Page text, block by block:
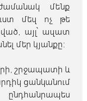
մենք
մեզ ոչ թե
այլ՝ ազատ
մեր կյանքը։
շրջապատի և
ցանկանում